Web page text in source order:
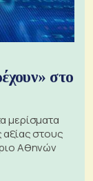
στο
μερίσματα
στους
Αθηνών